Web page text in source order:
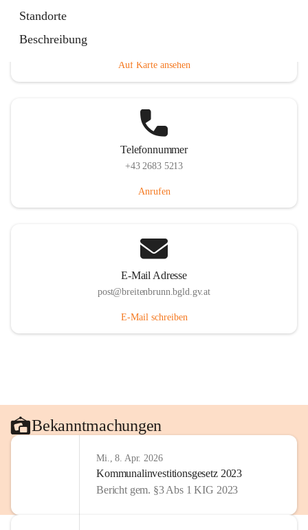
Standorte
Beschreibung
Auf Karte ansehen
Telefonnummer
+43 2683 5213
Anrufen
E-Mail Adresse
post@breitenbrunn.bgld.gv.at
E-Mail schreiben
Bekanntmachungen
Mi., 8. Apr. 2026
Kommunalinvestitionsgesetz 2023
Bericht gem. §3 Abs 1 KIG 2023